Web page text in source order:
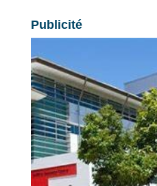
Publicité